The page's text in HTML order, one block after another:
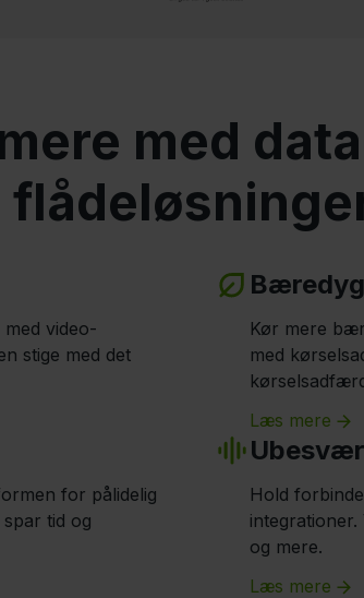
med
video-
stige med det
Kør mere
med
Læs mere
for pålidelig
tid og
Hold
og mere.
Læs mere